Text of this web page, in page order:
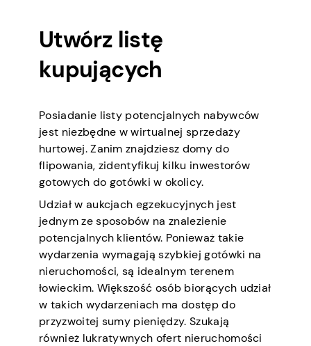
Utwórz listę
kupujących
Posiadanie listy potencjalnych nabywców
jest niezbędne w wirtualnej sprzedaży
hurtowej. Zanim znajdziesz domy do
flipowania, zidentyfikuj kilku inwestorów
gotowych do gotówki w okolicy.
Udział w aukcjach egzekucyjnych jest
jednym ze sposobów na znalezienie
potencjalnych klientów. Ponieważ takie
wydarzenia wymagają szybkiej gotówki na
nieruchomości, są idealnym terenem
łowieckim. Większość osób biorących udział
w takich wydarzeniach ma dostęp do
przyzwoitej sumy pieniędzy. Szukają
również lukratywnych ofert nieruchomości